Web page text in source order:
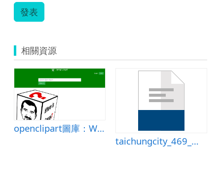
發表
相關資源
openclipart圖庫：Where Is Bassel
taichungcity_469_教案.doc